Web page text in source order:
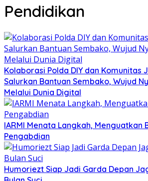
Pendidikan
Kolaborasi Polda DIY dan Komunitas
Salurkan Bantuan Sembako, Wujud
Melalui Dunia Digital
IARMI Menata Langkah, Menguatkan
Pengabdian
Humoriezt Siap Jadi Garda Depan